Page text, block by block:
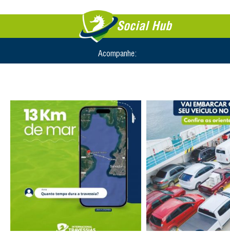
Social Hub
Acompanhe: